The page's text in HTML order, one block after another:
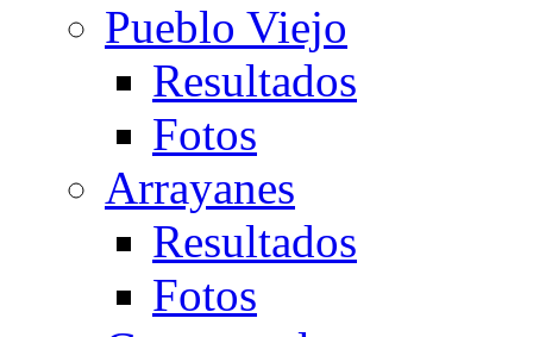
Pueblo Viejo
Resultados
Fotos
Arrayanes
Resultados
Fotos